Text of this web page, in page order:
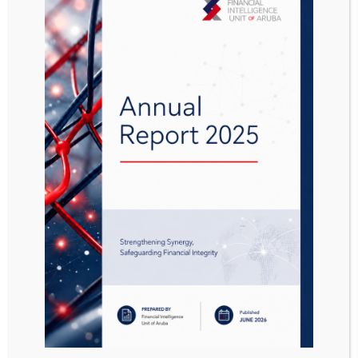
verordening (EU) nr. 269/2014 opgenomen lijst
van personen, entiteiten en lichamen die
onderworpen zijn aan beperkende
maatregelen dient te worden uitgebreid.
Op grond van het Landsbesluit Oekraïne, (AB
2014 no. 26) zijn de fondsen en andere
vermogensbestanddelen, die direct of indirect
aan genoemden toebehoren, bevroren.
Middels deze wordt u erop geattendeerd dat
indien genoemde personen, entiteiten en
lichamen transacties willen verrichten, deze
onverwijld gemeld dienen te worden aan het
Meldpunt onder indicator 130102 (artikel 2
eerste lid, aanhef en onder b Regeling
Indicatoren Ongebruikelijke Transacties).